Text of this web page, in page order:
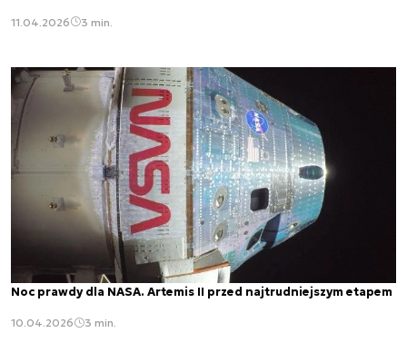
11.04.2026 3 min.
Noc prawdy dla NASA. Artemis II przed najtrudniejszym etapem
10.04.2026 3 min.